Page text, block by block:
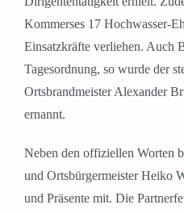
Kommerses 17 Hochwasser-
Einsatzkräfte verliehen. Auch
Tagesordnung, so wurde der
Ortsbrandmeister Alexander
ernannt.
Neben den offiziellen Worten
und Ortsbürgermeister Heiko
und Präsente mit. Die